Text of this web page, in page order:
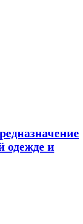
одежде и